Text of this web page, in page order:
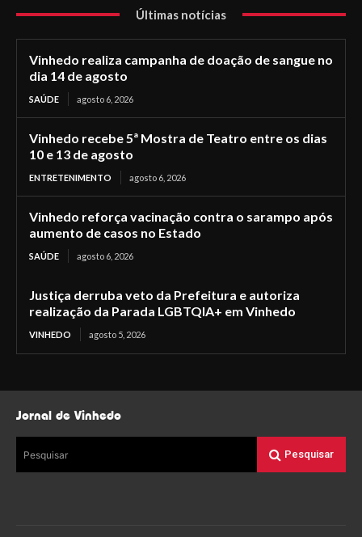
Últimas notícias
Vinhedo realiza campanha de doação de sangue no
dia 14 de agosto
SAÚDE agosto 6, 2026
Vinhedo recebe 5ª Mostra de Teatro entre os dias
10 e 13 de agosto
ENTRETENIMENTO agosto 6, 2026
Vinhedo reforça vacinação contra o sarampo após
aumento de casos no Estado
SAÚDE agosto 6, 2026
Justiça derruba veto da Prefeitura e autoriza
realização da Parada LGBTQIA+ em Vinhedo
VINHEDO agosto 5, 2026
Jornal de Vinhedo
Pesquisar Pesquisar